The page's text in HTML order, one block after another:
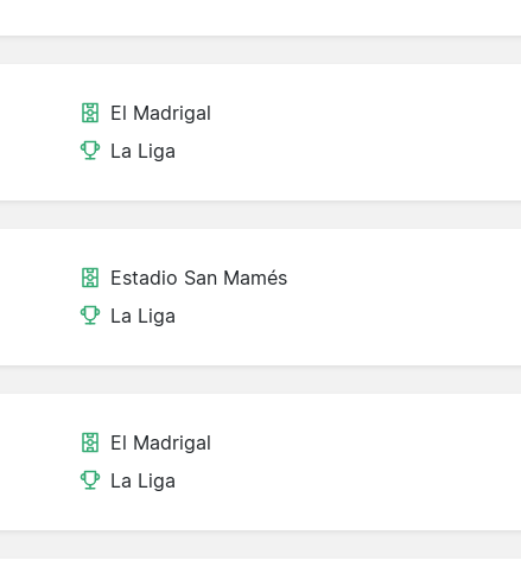
El Madrigal
La Liga
Estadio San Mamés
La Liga
El Madrigal
La Liga